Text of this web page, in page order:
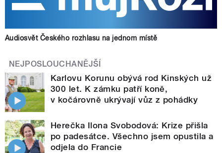
Audiosvět Českého rozhlasu na jednom místě
NEJPOSLOUCHANĚJŠÍ
Karlovu Korunu obývá rod Kinských už
300 let. K zámku patří koně,
v kočárovně ukrývají vůz z pohádky
Herečka Ilona Svobodová: Krize přišla
po padesátce. Všechno jsem opustila a
odjela do Francie